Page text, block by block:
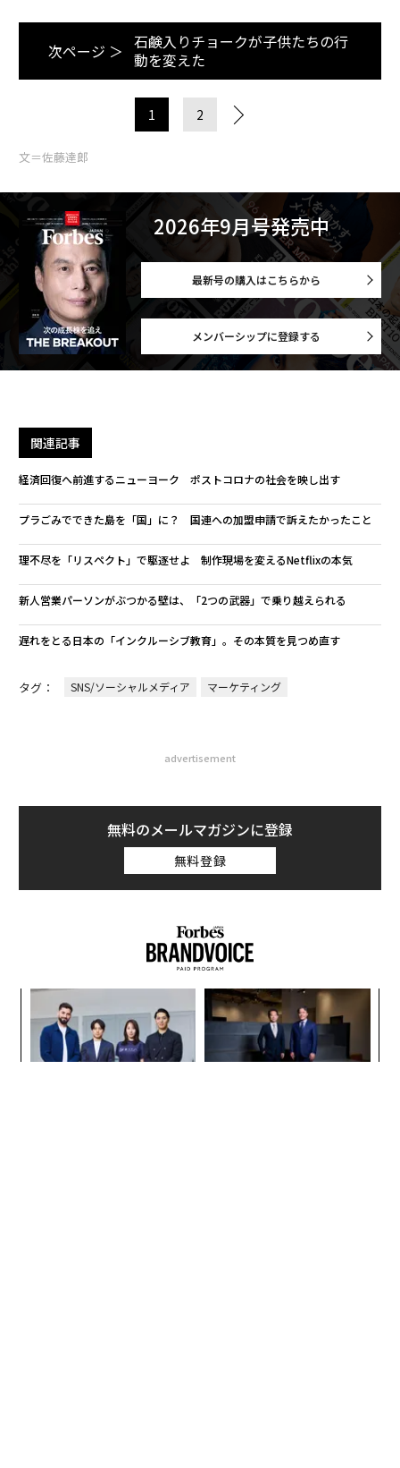
次ページ ＞ 石鹸入りチョークが子供たちの行
動を変えた
1 2
文＝佐藤達郎
2026年9月号発売中
最新号の購入はこちらから
メンバーシップに登録する
関連記事
経済回復へ前進するニューヨーク ポストコロナの社会を映し出す
プラごみでできた島を「国」に？ 国連への加盟申請で訴えたかったこと
理不尽を「リスペクト」で駆逐せよ 制作現場を変えるNetflixの本気
新人営業パーソンがぶつかる壁は、「2つの武器」で乗り越えられる
遅れをとる日本の「インクルーシブ教育」。その本質を見つめ直す
タグ： SNS/ソーシャルメディア マーケティング
advertisement
無料のメールマガジンに登録
無料登録
金